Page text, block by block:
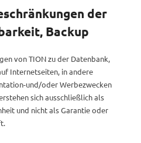
der
Backup
von TION zu der Datenbank,
Internetseiten, in andere
und/oder Werbezwecken
sich ausschließlich als
und nicht als Garantie oder